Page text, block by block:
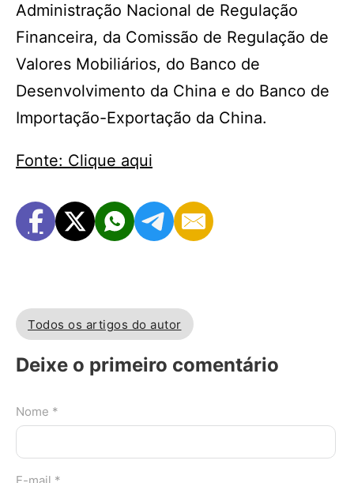
Administração Nacional de Regulação
Financeira, da Comissão de Regulação de
Valores Mobiliários, do Banco de
Desenvolvimento da China e do Banco de
Importação-Exportação da China.
Fonte: Clique aqui
Todos os artigos do autor
Deixe o primeiro comentário
Nome *